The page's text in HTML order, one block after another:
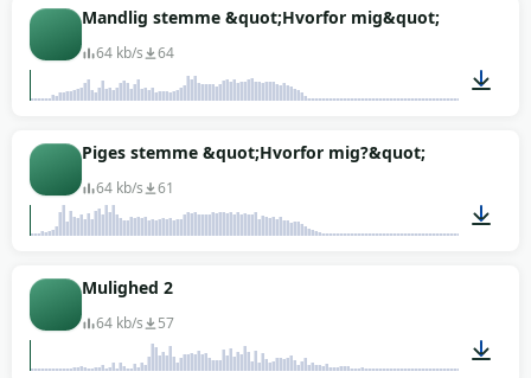
Mandlig stemme &quot;Hvorfor mig&quot;
64 kb/s 64
Piges stemme &quot;Hvorfor mig?&quot;
64 kb/s 61
Mulighed 2
64 kb/s 57